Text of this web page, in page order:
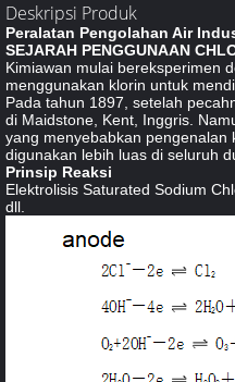
Deskripsi Produk
Peralatan Pengolahan Air
SEJARAH PENGGUNAAN
Kimiawan mulai bereksperimen
menggunakan klorin untuk
Pada tahun 1897, setelah
di Maidstone, Kent, Inggris.
yang menyebabkan pengenalan
digunakan lebih luas di seluruh
Prinsip Reaksi
Elektrolisis Saturated Sodium
dll.